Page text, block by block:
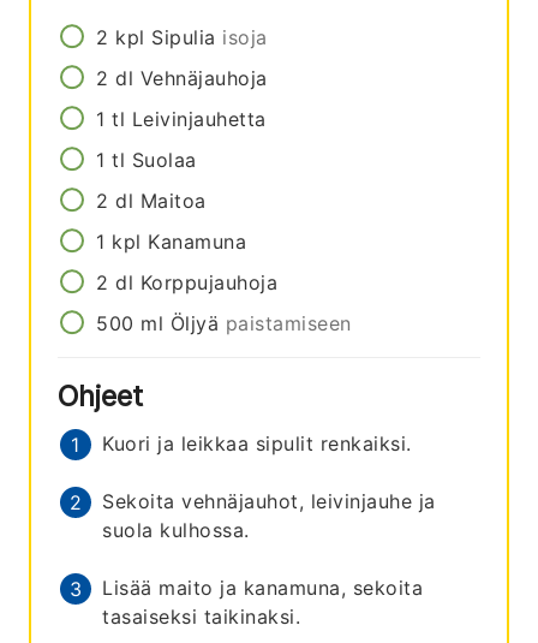
2 kpl Sipulia isoja
2 dl Vehnäjauhoja
1 tl Leivinjauhetta
1 tl Suolaa
2 dl Maitoa
1 kpl Kanamuna
2 dl Korppujauhoja
500 ml Öljyä paistamiseen
Ohjeet
Kuori ja leikkaa sipulit renkaiksi.
Sekoita vehnäjauhot, leivinjauhe ja
suola kulhossa.
Lisää maito ja kanamuna, sekoita
tasaiseksi taikinaksi.